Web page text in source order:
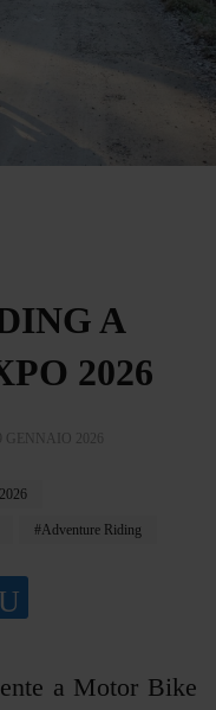
A
2026
GENNAIO 2026
Adventure Riding
a Motor Bike